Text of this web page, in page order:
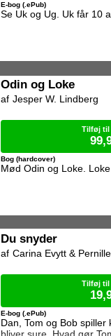
Se Uk og Ug. Uk får 10
E-bog (.ePub)
Odin og Loke
Mød Odin og Loke.
Bog (hardcover)
Jesper W. Lindberg
Tilføj til
Du snyder
Dan, Tom og Bob spiller
E-bog (.ePub)
Carina Evytt &
Tilføj til